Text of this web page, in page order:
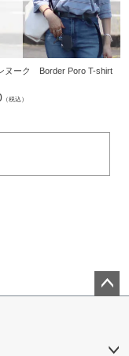
ヌーク Border Poro T-shirt
（税込）